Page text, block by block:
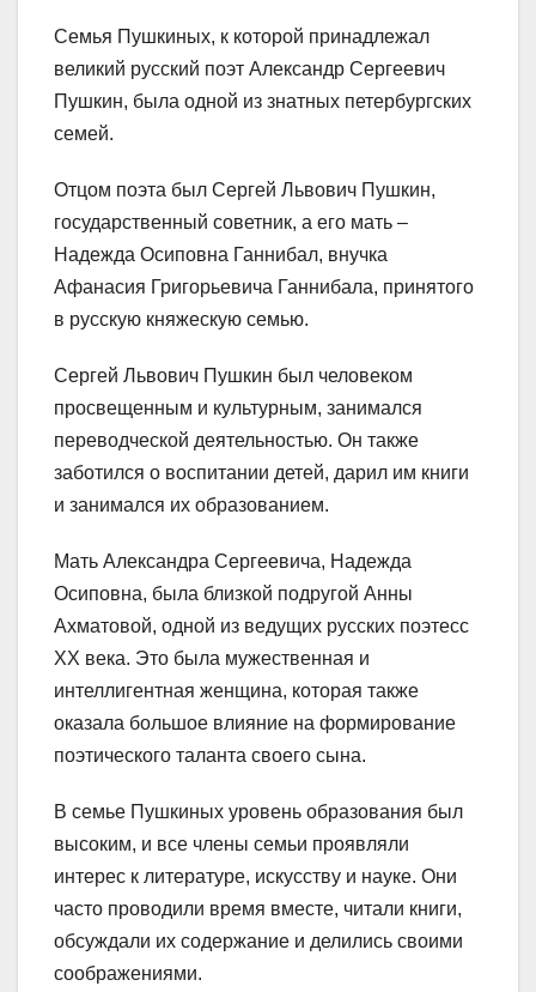
Семья Пушкиных, к которой принадлежал
великий русский поэт Александр Сергеевич
Пушкин, была одной из знатных петербургских
семей.
Отцом поэта был Сергей Львович Пушкин,
государственный советник, а его мать –
Надежда Осиповна Ганнибал, внучка
Афанасия Григорьевича Ганнибала, принятого
в русскую княжескую семью.
Сергей Львович Пушкин был человеком
просвещенным и культурным, занимался
переводческой деятельностью. Он также
заботился о воспитании детей, дарил им книги
и занимался их образованием.
Мать Александра Сергеевича, Надежда
Осиповна, была близкой подругой Анны
Ахматовой, одной из ведущих русских поэтесс
XX века. Это была мужественная и
интеллигентная женщина, которая также
оказала большое влияние на формирование
поэтического таланта своего сына.
В семье Пушкиных уровень образования был
высоким, и все члены семьи проявляли
интерес к литературе, искусству и науке. Они
часто проводили время вместе, читали книги,
обсуждали их содержание и делились своими
соображениями.